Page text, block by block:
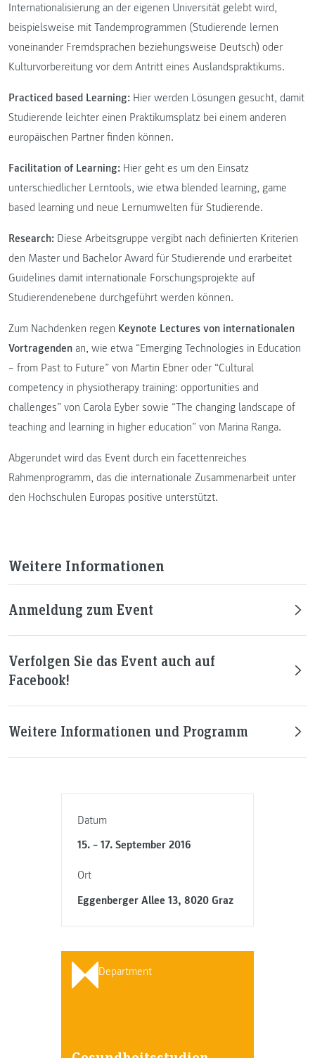
Datum
15. – 17. September 2016
Ort
Eggenberger Allee 13, 8020 Graz
Department
Internationalisierung an der eigenen Universität gelebt wird,
beispielsweise mit Tandemprogrammen (Studierende lernen
voneinander Fremdsprachen beziehungsweise Deutsch) oder
Kulturvorbereitung vor dem Antritt eines Auslandspraktikums.
Practiced based Learning: Hier werden Lösungen gesucht, damit
Studierende leichter einen Praktikumsplatz bei einem anderen
europäischen Partner finden können.
Facilitation of Learning: Hier geht es um den Einsatz
unterschiedlicher Lerntools, wie etwa blended learning, game
based learning und neue Lernumwelten für Studierende.
Research: Diese Arbeitsgruppe vergibt nach definierten Kriterien
den Master und Bachelor Award für Studierende und erarbeitet
Guidelines damit internationale Forschungsprojekte auf
Studierendenebene durchgeführt werden können.
Zum Nachdenken regen Keynote Lectures von internationalen
Vortragenden an, wie etwa “Emerging Technologies in Education
– from Past to Future” von Martin Ebner oder “Cultural
competency in physiotherapy training: opportunities and
challenges” von Carola Eyber sowie “The changing landscape of
teaching and learning in higher education” von Marina Ranga.
Abgerundet wird das Event durch ein facettenreiches
Rahmenprogramm, das die internationale Zusammenarbeit unter
den Hochschulen Europas positive unterstützt.
Weitere Informationen
Anmeldung zum Event
Verfolgen Sie das Event auch auf
Facebook!
Weitere Informationen und Programm